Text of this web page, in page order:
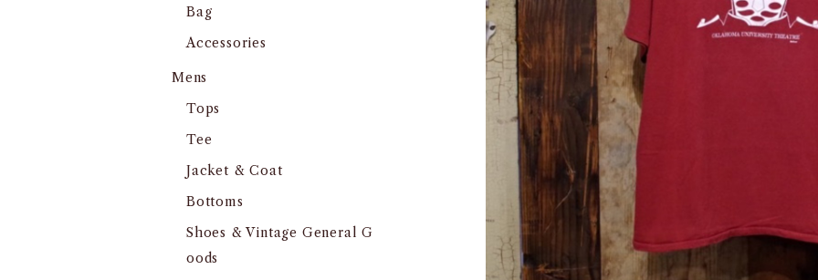
Bag
Accessories
Mens
Tops
Tee
Jacket & Coat
Bottoms
Shoes & Vintage General G
oods